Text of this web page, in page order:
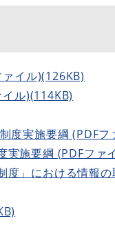
イル)(126KB)
ル)(114KB)
度実施要綱 (PDF
実施要綱 (PDFファ
度」における情報